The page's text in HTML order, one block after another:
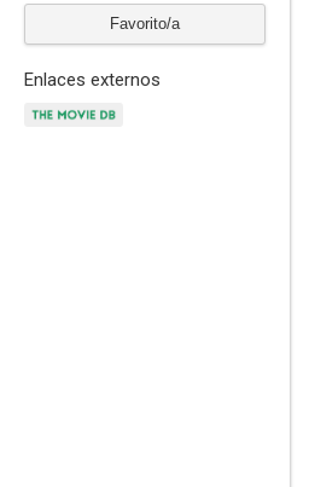
Favorito/a
Enlaces externos